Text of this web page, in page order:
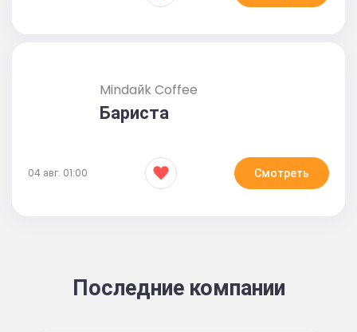
Mindaйk Coffee
Бариста
04 авг. 01:00 Смотреть
Последние компании